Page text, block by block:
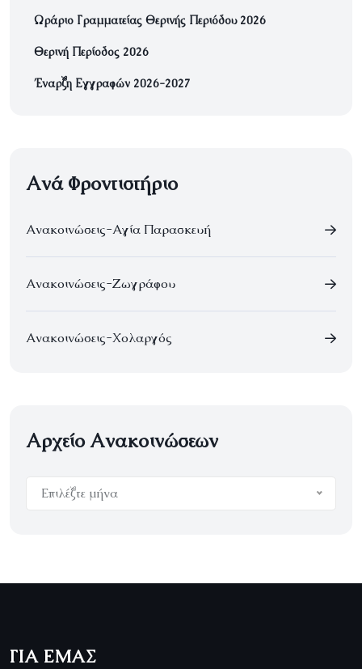
Ωράριο Γραμματείας Θερινής Περιόδου 2026
Θερινή Περίοδος 2026
Έναρξη Εγγραφών 2026-2027
Ανά Φροντιστήριο
Ανακοινώσεις-Αγία Παρασκευή
Ανακοινώσεις-Ζωγράφου
Ανακοινώσεις-Χολαργός
Αρχείο ΑνακοινώσεωνΑρχείο
Επιλέξτε μήνα
ΓΙΑ ΕΜΑΣ